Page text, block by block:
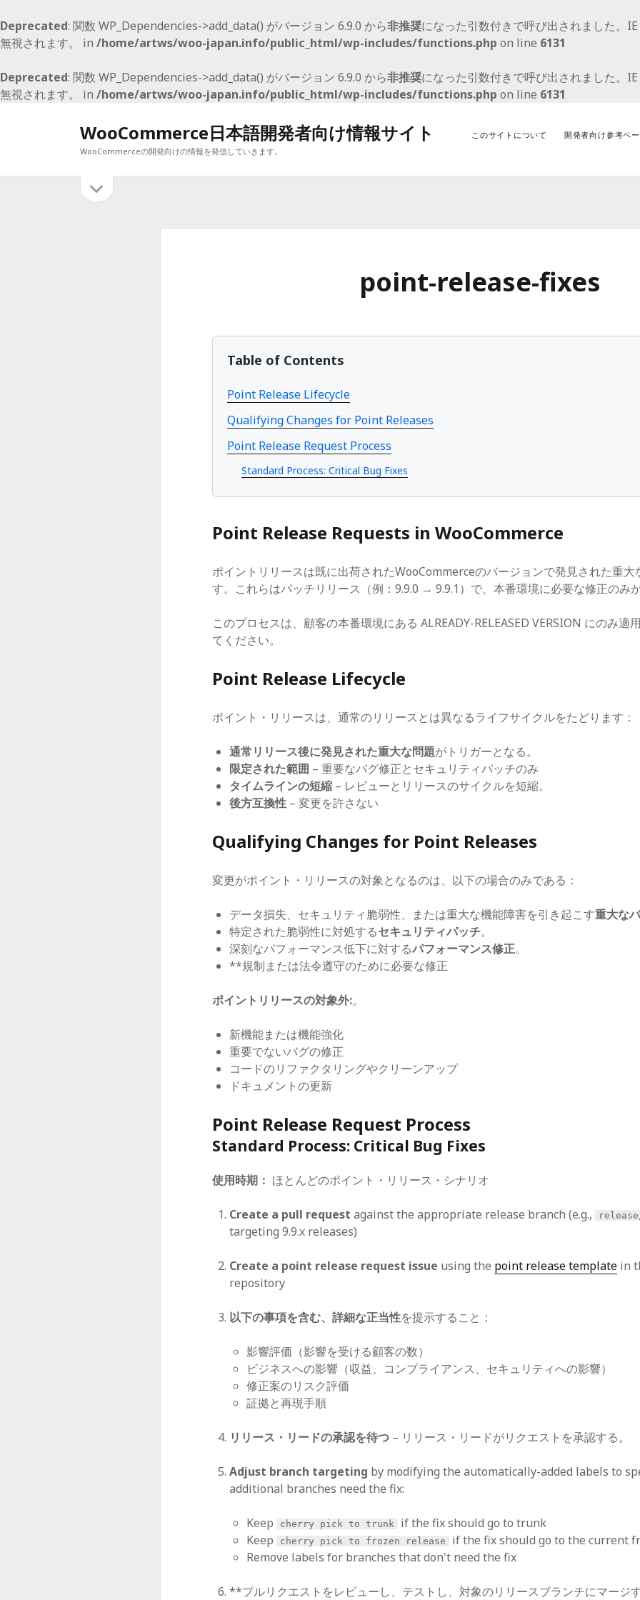
Deprecated: 関数 WP_Dependencies->add_data() がバージョン 6.9.0 から非推奨になった引数付きで呼び出されました。
無視されます。 in /home/artws/woo-japan.info/public_html/wp-includes/functions.php on line 6131
Deprecated: 関数 WP_Dependencies->add_data() がバージョン 6.9.0 から非推奨になった引数付きで呼び出されました。
無視されます。 in /home/artws/woo-japan.info/public_html/wp-includes/functions.php on line 6131
WooCommerce日本語開発者向け情報サイト
WooCommerceの開発向けの情報を発信していきます。
このサイトについて 開発者向け参考ペ
イ
2020年3月
2020年1月
2019年4月
2017年4月
2017年2月
2017年1月
point-release-fixes
Table of Contents
Point Release Lifecycle
Qualifying Changes for Point Releases
Point Release Request Process
Standard Process: Critical Bug Fixes
Point Release Requests in WooCommerce
ポイントリリースは既に出荷されたWooCommerceのバージョンで発見された重大
す。これらはパッチリリース（例：9.9.0 → 9.9.1）で、本番環境に必要な修正のみ
このプロセスは、顧客の本番環境にある ALREADY-RELEASED VERSION にのみ適
てください。
Point Release Lifecycle
ポイント・リリースは、通常のリリースとは異なるライフサイクルをたどります：
通常リリース後に発見された重大な問題がトリガーとなる。
限定された範囲 – 重要なバグ修正とセキュリティパッチのみ
タイムラインの短縮 – レビューとリリースのサイクルを短縮。
後方互換性 – 変更を許さない
Qualifying Changes for Point Releases
変更がポイント・リリースの対象となるのは、以下の場合のみである：
データ損失、セキュリティ脆弱性、または重大な機能障害を引き起こす重大な
特定された脆弱性に対処するセキュリティパッチ。
深刻なパフォーマンス低下に対するパフォーマンス修正。
**規制または法令遵守のために必要な修正
ポイントリリースの対象外:。
新機能または機能強化
重要でないバグの修正
コードのリファクタリングやクリーンアップ
ドキュメントの更新
Point Release Request Process
Standard Process: Critical Bug Fixes
使用時期： ほとんどのポイント・リリース・シナリオ
Create a pull request against the appropriate release branch (e.g.,
targeting 9.9.x releases)
Create a point release request issue using the point release template in
repository
以下の事項を含む、詳細な正当性を提示すること：
影響評価（影響を受ける顧客の数）
ビジネスへの影響（収益、コンプライアンス、セキュリティへの影響）
修正案のリスク評価
証拠と再現手順
リリース・リードの承認を待つ – リリース・リードがリクエストを承認する。
Adjust branch targeting by modifying the automatically-added labels to
additional branches need the fix:
Keep cherry pick to trunk
if the fix should go to trunk
Keep
cherry pick to frozen release
if the fix should go to the current
Remove labels for branches that don't need the fix
**プルリクエストをレビューし、テストし、対象のリリースブランチにマージす